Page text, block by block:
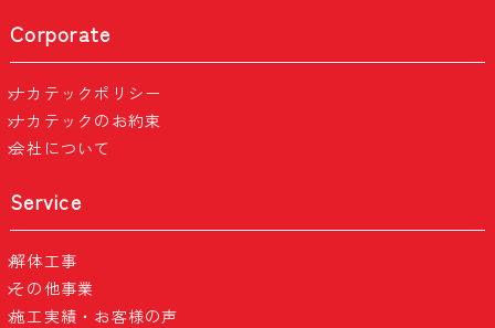
Corporate
ナカテックポリシー
ナカテックのお約束
会社について
Service
解体工事
その他事業
施工実績・お客様の声